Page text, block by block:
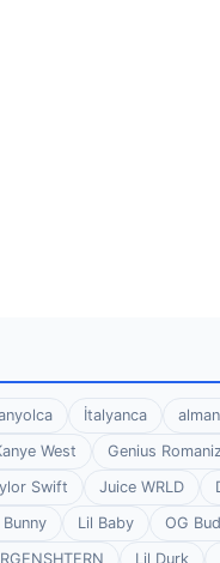
İtalyanca
West
Genius
Swift Juice WRLD
Bunny Lil Baby
OG
Lil Durk